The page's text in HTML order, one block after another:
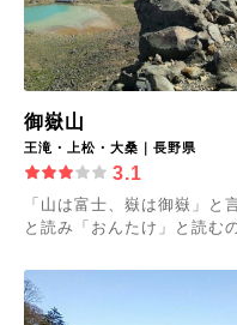
御嶽山
王滝・上松・大桑｜長野県
3.1
「山は富士、嶽は御嶽」と
と読み「おんたけ」と読む